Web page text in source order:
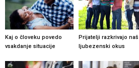
Kaj o človeku povedo
vsakdanje situacije
Prijatelji razkrivajo naš
ljubezenski okus